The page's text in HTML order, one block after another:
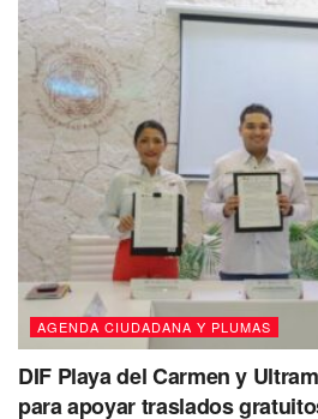
AGENDA CIUDADANA Y PLUMAS
DIF Playa del Carmen y
para apoyar traslados